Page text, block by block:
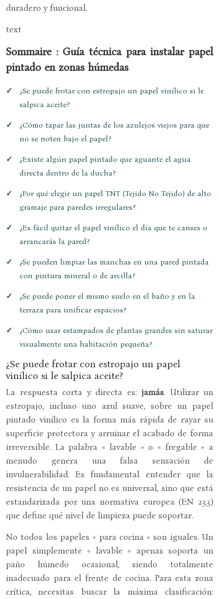
duradero y funcional.
text
Sommaire : Guía técnica para instalar papel
pintado en zonas húmedas
¿Se puede frotar con estropajo un papel vinílico si le
salpica aceite?
¿Cómo tapar las juntas de los azulejos viejos para que
no se noten bajo el papel?
¿Existe algún papel pintado que aguante el agua
directa dentro de la ducha?
¿Por qué elegir un papel TNT (Tejido No Tejido) de alto
gramaje para paredes irregulares?
¿Es fácil quitar el papel vinílico el día que te canses o
arrancarás la pared?
¿Se pueden limpiar las manchas en una pared pintada
con pintura mineral o de arcilla?
¿Se puede poner el mismo suelo en el baño y en la
terraza para unificar espacios?
¿Cómo usar estampados de plantas grandes sin saturar
visualmente una habitación pequeña?
¿Se puede frotar con estropajo un papel
vinílico si le salpica aceite?
La respuesta corta y directa es: jamás. Utilizar un
estropajo, incluso uno azul suave, sobre un papel
pintado vinílico es la forma más rápida de rayar su
superficie protectora y arruinar el acabado de forma
irreversible. La palabra « lavable » o « fregable » a
menudo genera una falsa sensación de
invulnerabilidad. Es fundamental entender que la
resistencia de un papel no es universal, sino que está
estandarizada por una normativa europea (EN 233)
que define qué nivel de limpieza puede soportar.
No todos los papeles « para cocina » son iguales. Un
papel simplemente « lavable » apenas soporta un
paño húmedo ocasional, siendo totalmente
inadecuado para el frente de cocina. Para esta zona
crítica, necesitas buscar la máxima clasificación: